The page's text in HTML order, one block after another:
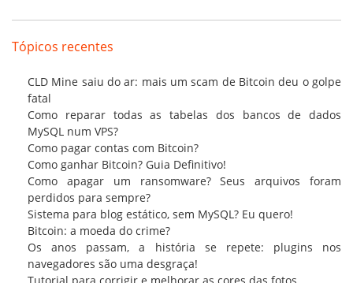
Tópicos recentes
CLD Mine saiu do ar: mais um scam de Bitcoin deu o golpe
fatal
Como reparar todas as tabelas dos bancos de dados
MySQL num VPS?
Como pagar contas com Bitcoin?
Como ganhar Bitcoin? Guia Definitivo!
Como apagar um ransomware? Seus arquivos foram
perdidos para sempre?
Sistema para blog estático, sem MySQL? Eu quero!
Bitcoin: a moeda do crime?
Os anos passam, a história se repete: plugins nos
navegadores são uma desgraça!
Tutorial para corrigir e melhorar as cores das fotos